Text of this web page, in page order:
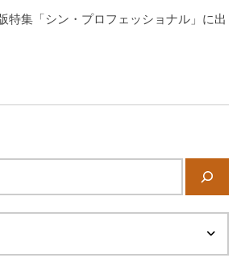
特集「シン・プロフェッショナル」に出